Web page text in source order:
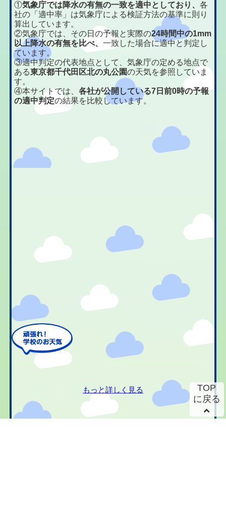
①気象庁では降水の有無の一致を適中としており、各
社の「適中率」は気象庁による検証方法の基準に則り
算出しています。
②気象庁では、その日の予報と実際の24時間中の1mm
以上降水の有無を比べ、一致した場合に適中と判定し
ています。
③適中判定の代表地点として、気象庁の定める地点で
ある東京都千代田区北の丸公園の天気を参照していま
す。
④本サイトでは、各社が公開している7日前0時の予報
の適中判定の結果を比較しています。
もっと詳しく見る
TOP
に戻る